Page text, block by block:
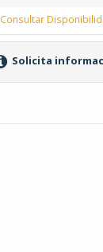
Consultar
Solicita